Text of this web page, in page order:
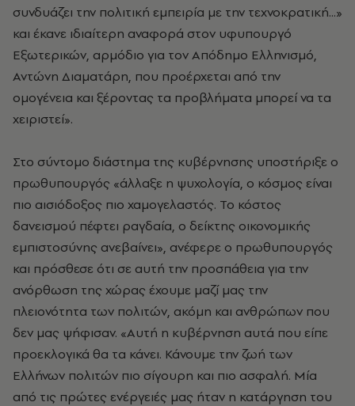
συνδυάζει την πολιτική εμπειρία με την τεχνοκρατική...»
και έκανε ιδιαίτερη αναφορά στον υφυπουργό
Εξωτερικών, αρμόδιο για τον Απόδημο Ελληνισμό,
Αντώνη Διαματάρη, που προέρχεται από την
ομογένεια και ξέροντας τα προβλήματα μπορεί να τα
χειριστεί».
Στο σύντομο διάστημα της κυβέρνησης υποστήριξε ο
πρωθυπουργός «άλλαξε η ψυχολογία, ο κόσμος είναι
πιο αισιόδοξος πιο χαμογελαστός. Το κόστος
δανεισμού πέφτει ραγδαία, ο δείκτης οικονομικής
εμπιστοσύνης ανεβαίνει», ανέφερε ο πρωθυπουργός
και πρόσθεσε ότι σε αυτή την προσπάθεια για την
ανόρθωση της χώρας έχουμε μαζί μας την
πλειονότητα των πολιτών, ακόμη και ανθρώπων που
δεν μας ψήφισαν. «Αυτή η κυβέρνηση αυτά που είπε
προεκλογικά θα τα κάνει. Κάνουμε την ζωή των
Ελλήνων πολιτών πιο σίγουρη και πιο ασφαλή. Μία
από τις πρώτες ενέργειές μας ήταν η κατάργηση του